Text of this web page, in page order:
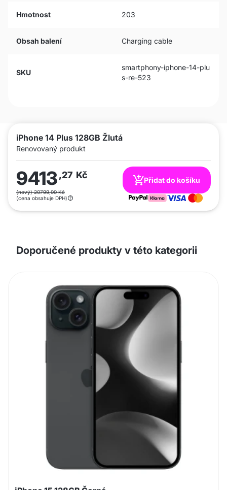
iPhone 14 Plus 128GB Žlutá
Renovovaný produkt
9413,27 Kč
(nový) 20799,00 Kč
(cena obsahuje DPH)
Přidat do košíku
Hmotnost 203
Obsah balení Charging cable
SKU
smartphony-iphone-14-plu
s-re-523
Doporučené produkty v této kategorii